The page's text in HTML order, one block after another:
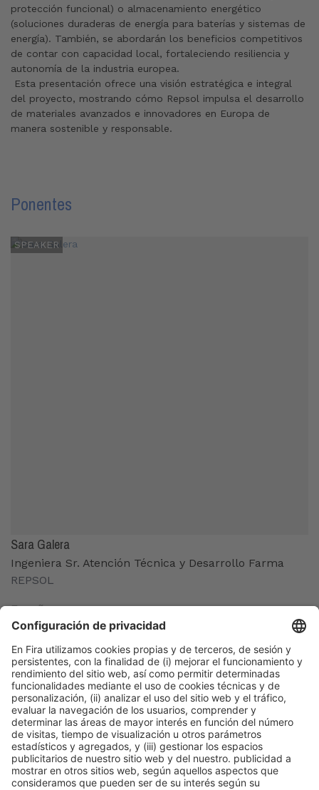
protección funcional) o almacenamiento energético
(soluciones duraderas de energía para baterías y sistemas de
energía). También, se abordarán los beneficios competitivos
de contar con capacidad local, fortaleciendo resiliencia y
autonomía de la industria europea.
Esta presentación ofrece una visión estratégica e integral
del proyecto, mostrando cómo Repsol impulsa el desarrollo
de materiales avanzados e innovadores en Europa de
manera sostenible y responsable.
Ponentes
SPEAKER
Sara Galera
Ingeniera Sr. Atención Técnica y Desarrollo Farma
REPSOL
España
Organizadores